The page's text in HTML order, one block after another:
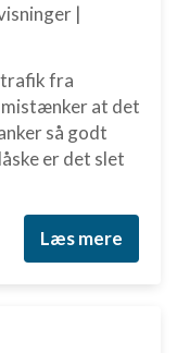
|
trafik fra
mistænker at det
så godt
er det slet
Læs mere